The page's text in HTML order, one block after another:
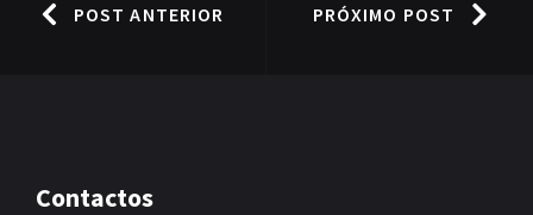
POST ANTERIOR PRÓXIMO POST
Contactos